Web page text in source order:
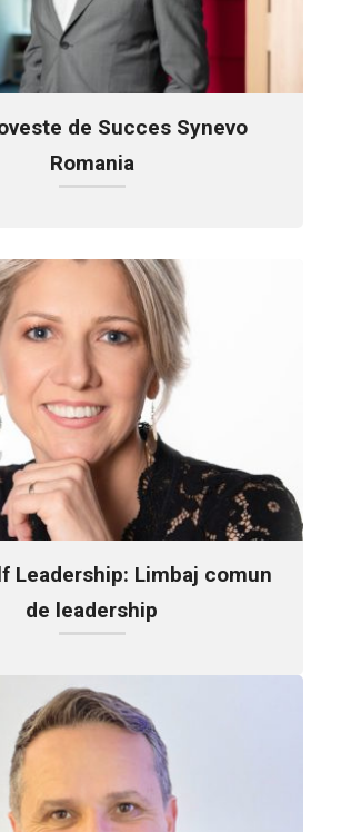
de Succes Synevo
Romania
Leadership: Limbaj comun
de leadership